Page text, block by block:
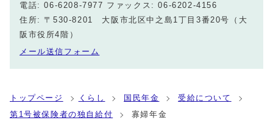
電話: 06-6208-7977 ファックス: 06-6202-4156
住所: 〒530-8201 大阪市北区中之島1丁目3番20号（大
阪市役所4階）
メール送信フォーム
トップページ くらし 国民年金
受給について
第1号被保険者の独自給付
寡婦年金